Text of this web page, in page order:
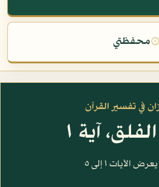
۞محفظتي
في تفسير القرآن
آية ١
الآيات ١ إلى ٥